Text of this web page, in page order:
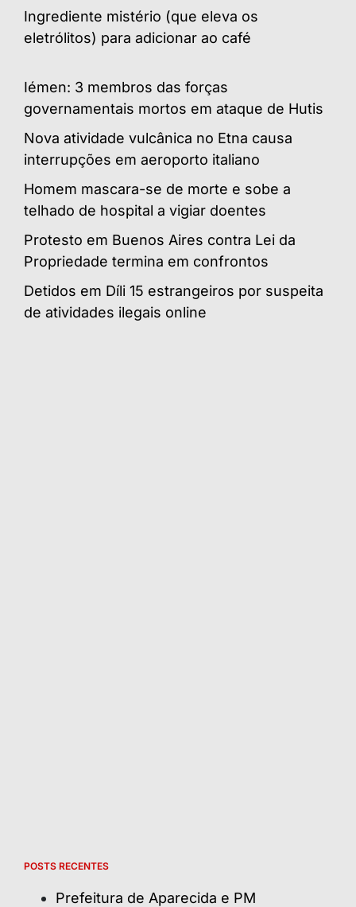
Ingrediente mistério (que eleva os
eletrólitos) para adicionar ao café
Iémen: 3 membros das forças
governamentais mortos em ataque de Hutis
Nova atividade vulcânica no Etna causa
interrupções em aeroporto italiano
Homem mascara-se de morte e sobe a
telhado de hospital a vigiar doentes
Protesto em Buenos Aires contra Lei da
Propriedade termina em confrontos
Detidos em Díli 15 estrangeiros por suspeita
de atividades ilegais online
POSTS RECENTES
Prefeitura de Aparecida e PM